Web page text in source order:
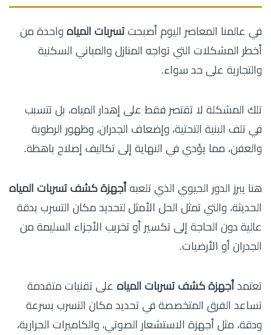
في عالمنا المعاصر اليوم أصبحت تسربات المياه واحدة من
أخطر المشكلات التي تواجه المنازل والمباني السكنية
والتجارية على حد سواء.
تلك المشكلة لا تقتصر فقط على إهدار المياه، بل تتسبب
في تلف البنية التحتية، وإضعاف الجدران، وظهور الرطوبة
والعفن، مما يؤدي في النهاية إلى تكاليف إصلاح باهظة.
هنا يبرز الدور الحيوي الذي تلعبه أجهزة كشف تسربات المياه
الحديثة، والتي تمثل الحل الأمثل لتحديد مكان التسرب بدقة
عالية دون الحاجة إلى تكسير أو تخريب الأجزاء السليمة من
الجدران أو الأرضيات.
تعتمد أجهزة كشف تسربات المياه على تقنيات متقدمة
تساعد الفرق المتخصصة في تحديد مكان التسرب بسرعة
ودقة، مثل أجهزة الاستشعار الصوتي، والكاميرات الحرارية،